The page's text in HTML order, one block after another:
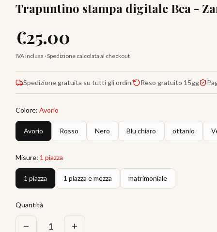
Trapuntino stampa digitale Bea -
€25.00
IVA inclusa · Spedizione calcolata al checkout
Spedizione gratuita su tutti gli ordini Reso gratuito 15gg
Colore: Avorio
Avorio Rosso Nero Blu chiaro ottanio
Misure: 1 piazza
1 piazza 1 piazza e mezza matrimoniale
Quantità
1